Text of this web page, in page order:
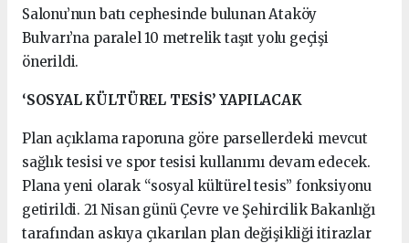
Salonu’nun batı cephesinde bulunan Ataköy
Bulvarı’na paralel 10 metrelik taşıt yolu geçişi
önerildi.
‘SOSYAL KÜLTÜREL TESİS’ YAPILACAK
Plan açıklama raporuna göre parsellerdeki mevcut
sağlık tesisi ve spor tesisi kullanımı devam edecek.
Plana yeni olarak “sosyal kültürel tesis” fonksiyonu
getirildi. 21 Nisan günü Çevre ve Şehircilik Bakanlığı
tarafından askıya çıkarılan plan değişikliği itirazlar